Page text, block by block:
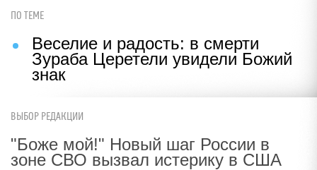
ПО ТЕМЕ
Веселие и радость: в смерти
Зураба Церетели увидели Божий
знак
ВЫБОР РЕДАКЦИИ
"Боже мой!" Новый шаг России в
зоне СВО вызвал истерику в США